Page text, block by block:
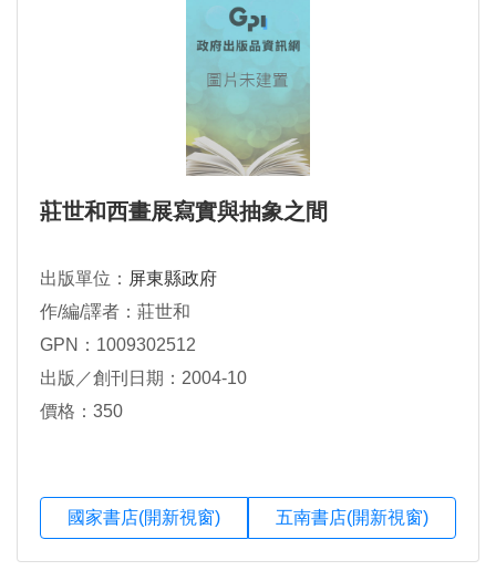
莊世和西畫展寫實與抽象之間
出版單位： 屏東縣政府
作/編/譯者：莊世和
GPN：1009302512
出版／創刊日期：2004-10
價格：350
國家書店(開新視窗) 五南書店(開新視窗)